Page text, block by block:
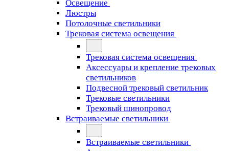
Освещение
Люстры
Потолочные светильники
Трековая система освещения
Трековая система освещения
Аксессуары и крепление трековых
светильников
Подвесной трековый светильник
Трековые светильники
Трековый шинопровод
Встраиваемые светильники
Встраиваемые светильники